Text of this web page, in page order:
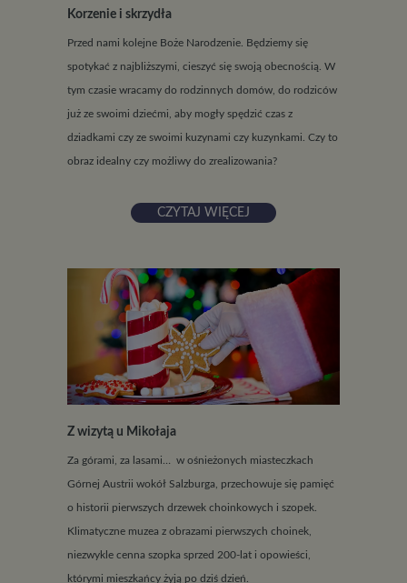
Korzenie i skrzydła
Przed nami kolejne Boże Narodzenie. Będziemy się
spotykać z najbliższymi, cieszyć się swoją obecnością. W
tym czasie wracamy do rodzinnych domów, do rodziców
już ze swoimi dziećmi, aby mogły spędzić czas z
dziadkami czy ze swoimi kuzynami czy kuzynkami. Czy to
obraz idealny czy możliwy do zrealizowania?
CZYTAJ WIĘCEJ
Z wizytą u Mikołaja
Za górami, za lasami… w ośnieżonych miasteczkach
Górnej Austrii wokół Salzburga, przechowuje się pamięć
o historii pierwszych drzewek choinkowych i szopek.
Klimatyczne muzea z obrazami pierwszych choinek,
niezwykle cenna szopka sprzed 200-lat i opowieści,
którymi mieszkańcy żyją po dziś dzień.